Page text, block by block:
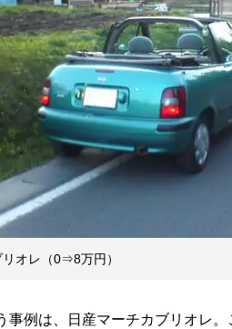
オレ（0⇒8万円）
例は、日産マーチカブリオレ